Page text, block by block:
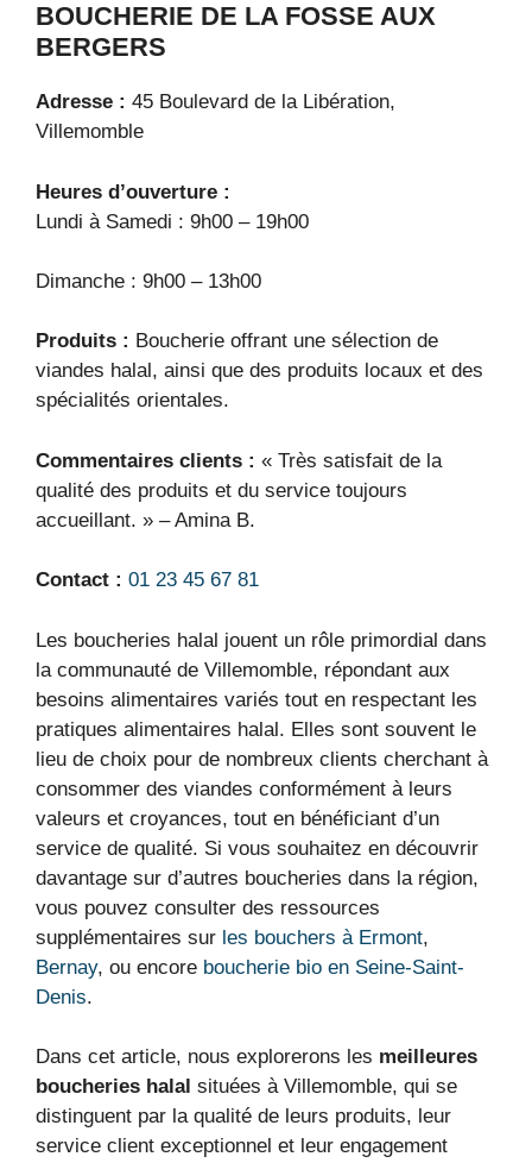
BOUCHERIE DE LA FOSSE AUX
BERGERS
Adresse : 45 Boulevard de la Libération,
Villemomble
Heures d’ouverture :
Lundi à Samedi : 9h00 – 19h00
Dimanche : 9h00 – 13h00
Produits : Boucherie offrant une sélection de
viandes halal, ainsi que des produits locaux et des
spécialités orientales.
Commentaires clients : « Très satisfait de la
qualité des produits et du service toujours
accueillant. » – Amina B.
Contact : 01 23 45 67 81
Les boucheries halal jouent un rôle primordial dans
la communauté de Villemomble, répondant aux
besoins alimentaires variés tout en respectant les
pratiques alimentaires halal. Elles sont souvent le
lieu de choix pour de nombreux clients cherchant à
consommer des viandes conformément à leurs
valeurs et croyances, tout en bénéficiant d’un
service de qualité. Si vous souhaitez en découvrir
davantage sur d’autres boucheries dans la région,
vous pouvez consulter des ressources
supplémentaires sur les bouchers à Ermont,
Bernay, ou encore boucherie bio en Seine-Saint-
Denis.
Dans cet article, nous explorerons les meilleures
boucheries halal situées à Villemomble, qui se
distinguent par la qualité de leurs produits, leur
service client exceptionnel et leur engagement